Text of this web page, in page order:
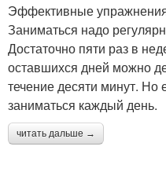
Эффективные
Заниматься надо
Достаточно пяти раз в
оставшихся дней можно
течение десяти минут.
заниматься каждый день.
читать дальше →